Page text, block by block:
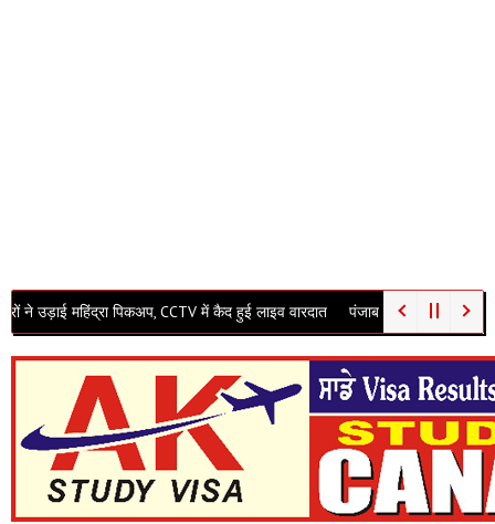
पिकअप, CCTV में कैद हुई लाइव वारदात पंजाब विधानसभा में गूंजा अवैध खनन का मुद्दा!